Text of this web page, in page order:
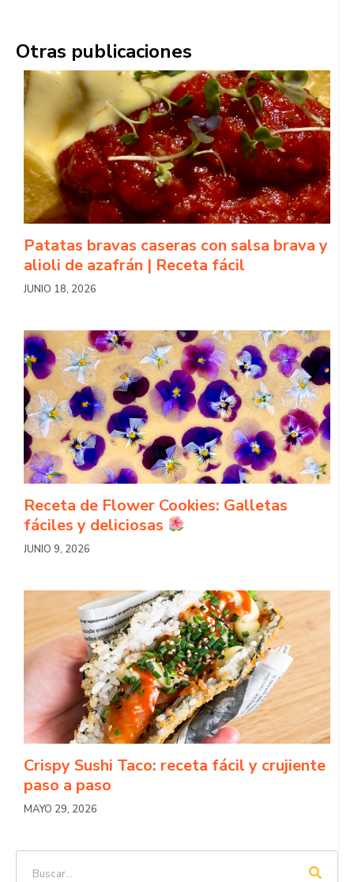
Otras publicaciones
Patatas bravas caseras con salsa brava y
alioli de azafrán | Receta fácil
JUNIO 18, 2026
Receta de Flower Cookies: Galletas
fáciles y deliciosas
JUNIO 9, 2026
Crispy Sushi Taco: receta fácil y crujiente
paso a paso
MAYO 29, 2026